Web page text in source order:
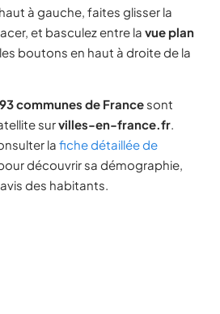
à gauche, faites glisser la
et basculez entre la vue plan
boutons en haut à droite de la
communes de France sont
survilles-en-france.fr.
la fiche détaillée de
découvrir sa démographie,
des habitants.